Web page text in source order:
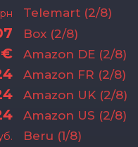
Telemart (2/8)
Box (2/8)
€ Amazon DE (2/8)
Amazon FR (2/8)
Amazon UK (2/8)
Amazon US (2/8)
Beru (1/8)